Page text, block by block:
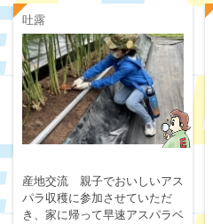
吐露
産地交流 親子でおいしいアス
パラ収穫に参加させていただ
き、家に帰って早速アスパラベ